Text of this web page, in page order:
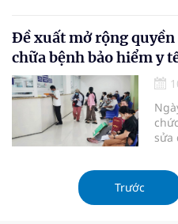
Đề xuất mở rộng
chữa bệnh bảo hiểm y
sửa
Trước